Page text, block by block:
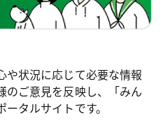
や状況に応じて必要な情報
のご意見を反映し、「みん
タルサイトです。